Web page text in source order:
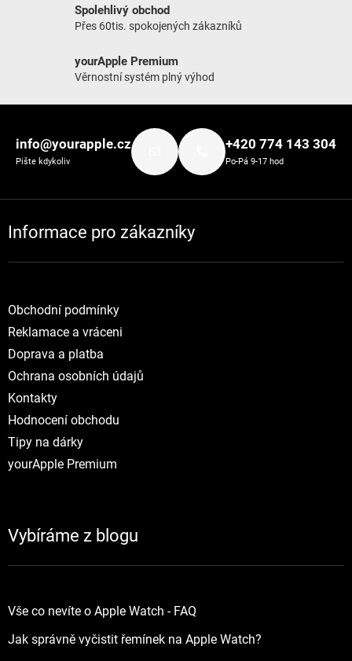
Spolehlivý obchod
Přes 60tis. spokojených zákazníků
yourApple Premium
Věrnostní systém plný výhod
info@yourapple.cz
Pište kdykoliv
+420 774 143 304
Po-Pá 9-17 hod
Informace pro zákazníky
Obchodní podmínky
Reklamace a vráceni
Doprava a platba
Ochrana osobních údajů
Kontakty
Hodnocení obchodu
Tipy na dárky
yourApple Premium
Vybíráme z blogu
Vše co nevíte o Apple Watch - FAQ
Jak správně vyčistit řemínek na Apple Watch?